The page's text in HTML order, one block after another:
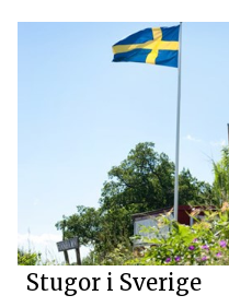
Stugor i Sverige